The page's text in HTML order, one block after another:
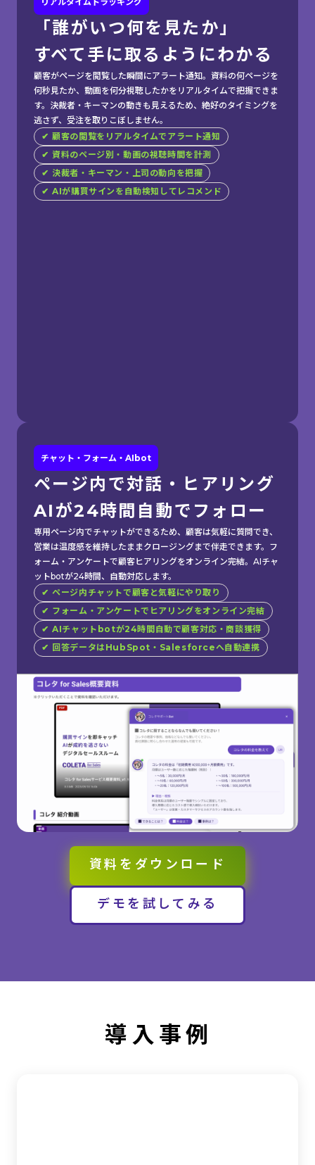
「誰がいつ何を見たか」
すべて手に取るようにわかる
顧客がページを閲覧した瞬間にアラート通知。資料の何ページを
何秒見たか、動画を何分視聴したかをリアルタイムで把握できま
す。決裁者・キーマンの動きも見えるため、絶好のタイミングを
逃さず、受注を取りこぼしません。
✔︎ 顧客の閲覧をリアルタイムでアラート通知
✔︎ 資料のページ別・動画の視聴時間を計測
✔︎ 決裁者・キーマン・上司の動向を把握
✔︎ AIが購買サインを自動検知してレコメンド
チャット・フォーム・AIbot
ページ内で対話・ヒアリング
AIが24時間自動でフォロー
専用ページ内でチャットができるため、顧客は気軽に質問でき、
営業は温度感を維持したままクロージングまで伴走できます。フ
ォーム・アンケートで顧客ヒアリングをオンライン完結。AIチャ
ットbotが24時間、自動対応します。
✔︎ ページ内チャットで顧客と気軽にやり取り
✔︎ フォーム・アンケートでヒアリングをオンライン完結
✔︎ AIチャットbotが24時間自動で顧客対応・商談獲得
✔︎ 回答データはHubSpot・Salesforceへ自動連携
資料をダウンロード
デモを試してみる
導入事例